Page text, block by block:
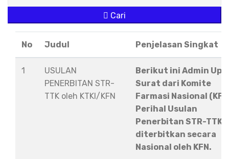
Cari
No Judul Penjelasan Singkat
1
USULAN
PENERBITAN STR-
TTK oleh KTKI/KFN
Berikut ini Admin
Surat dari Komite
Farmasi Nasional
Perihal Usulan
Penerbitan STR-TTK
diterbitkan secara
Nasional oleh KFN.